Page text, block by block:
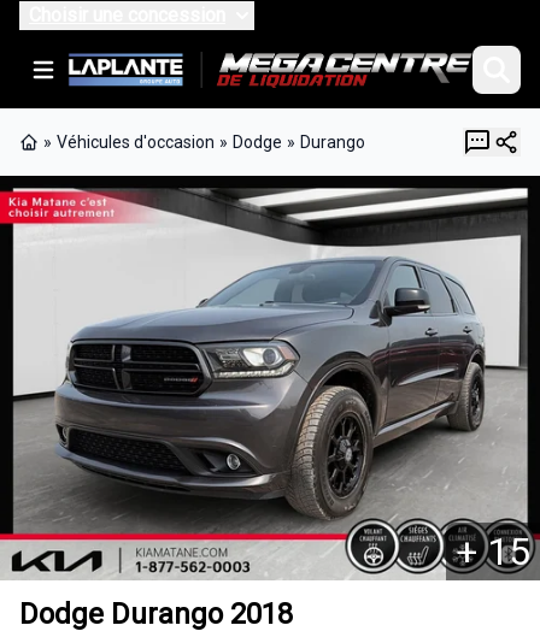
» Véhicules d'occasion » Dodge » Durango
+15
Dodge Durango2018